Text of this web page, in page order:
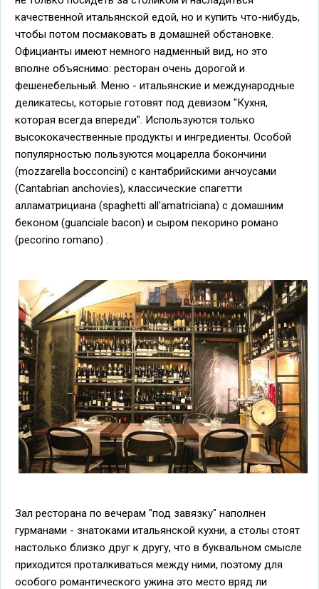
качественной итальянской едой, но и купить что-нибудь,
чтобы потом посмаковать в домашней обстановке.
Официанты имеют немного надменный вид, но это
вполне объяснимо: ресторан очень дорогой и
фешенебельный. Меню - итальянские и международные
деликатесы, которые готовят под девизом "Кухня,
которая всегда впереди". Используются только
высококачественные продукты и ингредиенты. Особой
популярностью пользуются моцарелла бокончини
(mozzarella bocconcini) с кантабрийскими анчоусами
(Cantabrian anchovies), классические спагетти
алламатрициана (spaghetti all'amatriciana) с домашним
беконом (guanciale bacon) и сыром пекорино романо
(pecorino romano) .
Зал ресторана по вечерам "под завязку" наполнен
гурманами - знатоками итальянской кухни, а столы стоят
настолько близко друг к другу, что в буквальном смысле
приходится проталкиваться между ними, поэтому для
особого романтического ужина это место вряд ли